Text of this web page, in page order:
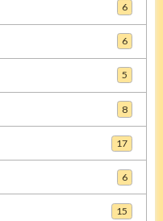
6
6
5
8
17
6
15